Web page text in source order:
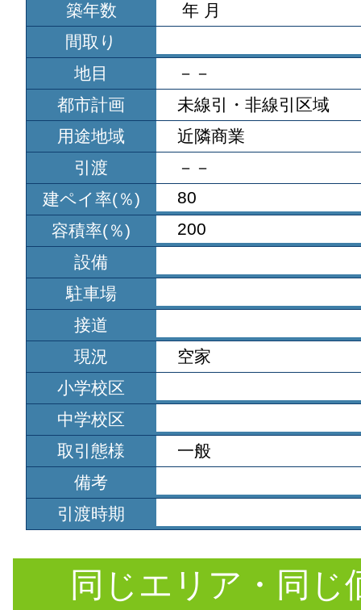
築年数
年 月
間取り
地目
－－
都市計画
未線引・非線引区域
用途地域
近隣商業
引渡
－－
建ペイ率(％)
80
容積率(％)
200
設備
駐車場
接道
現況
空家
小学校区
中学校区
取引態様
一般
備考
引渡時期
同じエリア・同じ